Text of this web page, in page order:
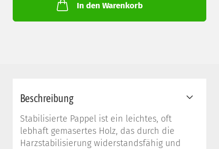
In den Warenkorb
Beschreibung
Stabilisierte Pappel ist ein leichtes, oft
lebhaft gemasertes Holz, das durch die
Harzstabilisierung widerstandsfähig und